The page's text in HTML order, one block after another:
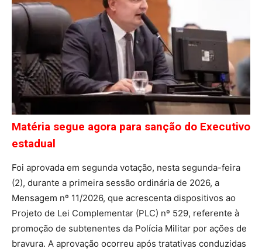
Matéria segue agora para sanção do Executivo
estadual
Foi aprovada em segunda votação, nesta segunda-feira
(2), durante a primeira sessão ordinária de 2026, a
Mensagem nº 11/2026, que acrescenta dispositivos ao
Projeto de Lei Complementar (PLC) nº 529, referente à
promoção de subtenentes da Polícia Militar por ações de
bravura. A aprovação ocorreu após tratativas conduzidas